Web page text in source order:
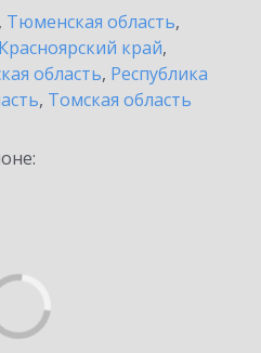
, Тюменская область,
Красноярский край,
область, Республика
, Томская область